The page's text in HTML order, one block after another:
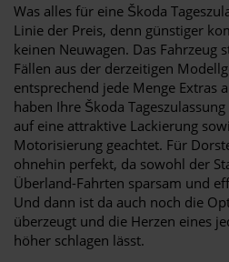
Was alles für eine Škoda
Linie der Preis, denn günstiger
keinen Neuwagen. Das Fahrzeug
Fällen aus der derzeitigen
entsprechend jede Menge Extras
haben Ihre Škoda
auf eine attraktive Lackierung
Motorisierung geachtet. Für
ohnehin perfekt, da sowohl der
Überland-Fahrten sparsam und
Und dann ist da auch noch die
überzeugt und die Herzen eines
höher schlagen lässt.